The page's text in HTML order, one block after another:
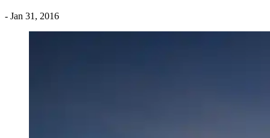
- Jan 31, 2016